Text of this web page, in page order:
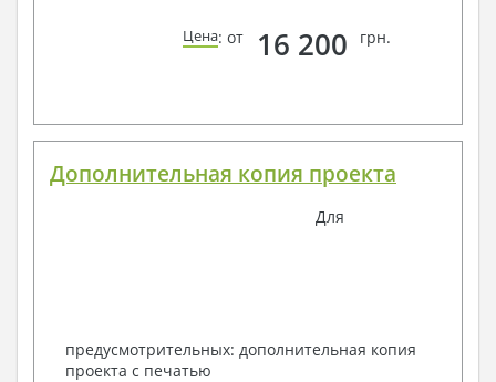
Цена: от 16 200 грн.
Дополнительная копия проекта
Для
предусмотрительных: дополнительная копия
проекта с печатью